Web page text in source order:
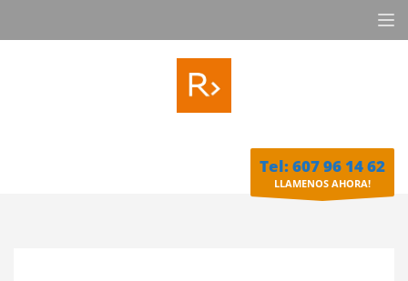
Tel: 607 96 14 62
LLAMENOS AHORA!